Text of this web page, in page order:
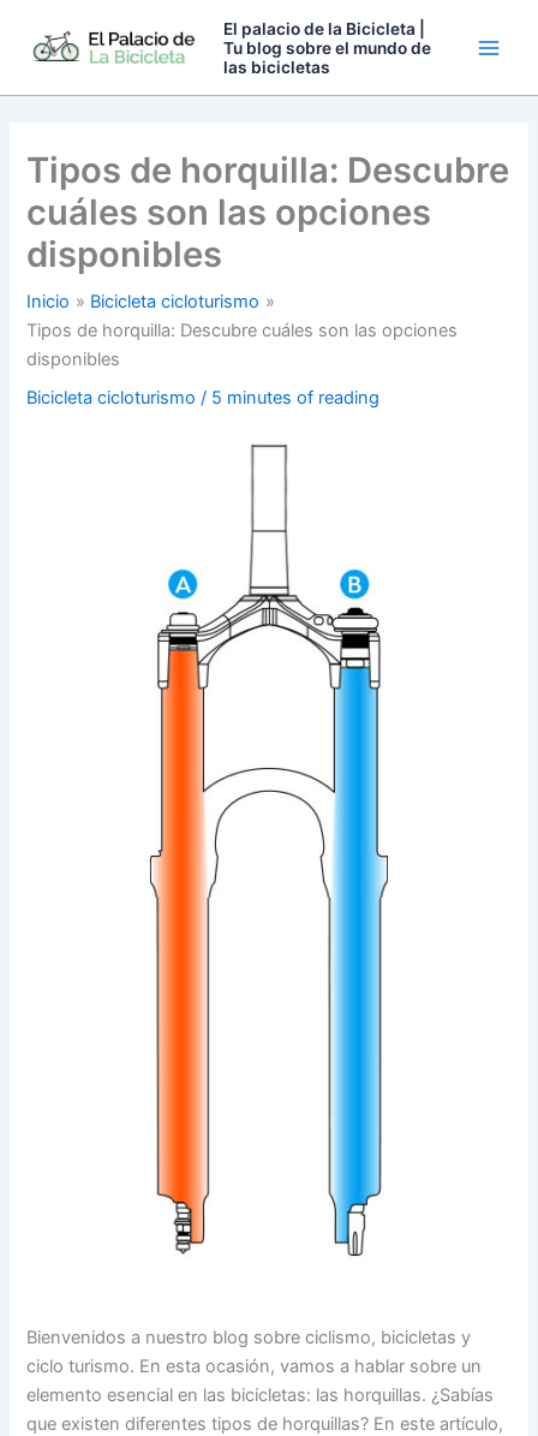
El palacio de la Bicicleta |
Tu blog sobre el mundo de
las bicicletas
Tipos de horquilla: Descubre
cuáles son las opciones
disponibles
Inicio
Bicicleta cicloturismo
Tipos de horquilla: Descubre cuáles son las opciones
disponibles
Bicicleta cicloturismo / 5 minutes of reading
Bienvenidos a nuestro blog sobre ciclismo, bicicletas y
ciclo turismo. En esta ocasión, vamos a hablar sobre un
elemento esencial en las bicicletas: las horquillas. ¿Sabías
que existen diferentes tipos de horquillas? En este artículo,